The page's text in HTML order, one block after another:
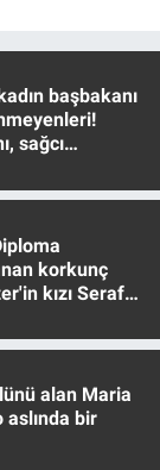
başbakanı
sağcı
korkunç
kızı Seraf
alan Maria
aslında bir